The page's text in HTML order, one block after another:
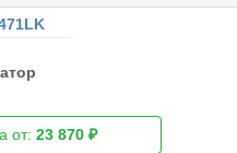
от:23 870 ₽